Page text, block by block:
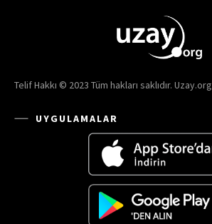
Telif Hakkı © 2023 Tüm hakları saklıdır. Uzay.org
UYGULAMALAR